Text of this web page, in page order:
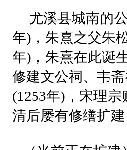
尤溪县城南的公
年)，朱熹之父朱
年)，朱熹在此诞
修建文公祠、韦
(1253年)，宋理
清后屡有修缮扩建